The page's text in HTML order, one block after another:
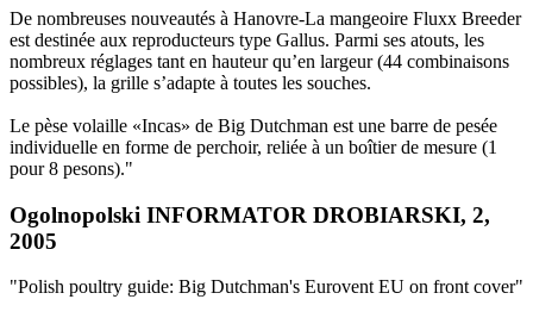
De nombreuses nouveautés à Hanovre-La mangeoire Fluxx Breeder
est destinée aux reproducteurs type Gallus. Parmi ses atouts, les
nombreux réglages tant en hauteur qu’en largeur (44 combinaisons
possibles), la grille s’adapte à toutes les souches.
Le pèse volaille «Incas» de Big Dutchman est une barre de pesée
individuelle en forme de perchoir, reliée à un boîtier de mesure (1
pour 8 pesons)."
Ogolnopolski INFORMATOR DROBIARSKI, 2,
2005
"Polish poultry guide: Big Dutchman's Eurovent EU on front cover"